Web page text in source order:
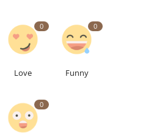
0
Love
0
Funny
0